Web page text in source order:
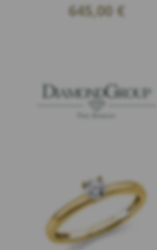
645,00 €